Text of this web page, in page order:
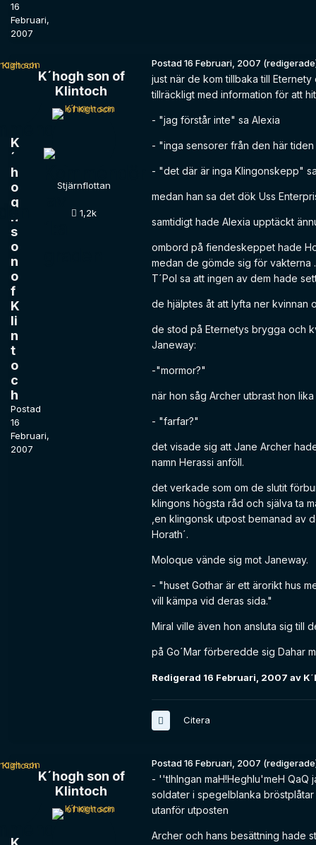
16
Februari,
2007
K
´
h
o
g
h
s
o
n
o
f
K
li
n
t
o
c
h
Postad
16
Februari,
2007
K´hogh son of
Klintoch
Stjärnflottan
1,2k
Postad16 Februari, 2007
just när de kom tillbaka till
tillräckligt med information för att
- "jag förstår inte" sa Alexia
- "inga sensorer från den här
- "det där är inga Klingonskepp"
medan han sa det dök Uss
samtidigt hade Alexia upptäckt
ombord på fiendeskeppet hade
medan de gömde sig för vakterna
T´Pol sa att ingen av dem hade
de hjälptes åt att lyfta ner kvinnan
de stod på Eternetys brygga och
Janeway:
-"mormor?"
när hon såg Archer utbrast hon
- "farfar?"
det visade sig att Jane Archer
namn Herassi anföll.
det verkade som om de slutit
klingons högsta råd och själva ta
,en klingonsk utpost bemanad av
Horath´.
Moloque vände sig mot Janeway.
- "huset Gothar är ett ärorikt hus
vill kämpa vid deras sida."
Miral ville även hon ansluta sig till
på Go´Mar förberedde sig Dahar
Redigerad 16 Februari, 2007 av
Citera
K´hogh son of
Klintoch
Postad16 Februari, 2007
- ''tlhIngan maH!Heghlu'meH QaQ
soldater i spegelblanka
utanför utposten
Archer och hans besättning hade